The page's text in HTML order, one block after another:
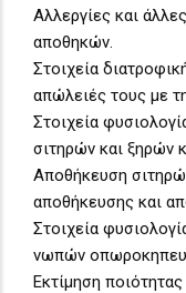
Αλλεργίες και
αποθηκών.
Στοιχεία
απώλειές τους με
Στοιχεία
σιτηρών και ξηρών
Αποθήκευση
αποθήκευσης και
Στοιχεία
νωπών
Εκτίμηση